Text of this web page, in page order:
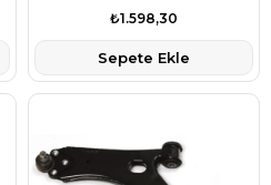
Marka 2S613051DA
₺1.598,30
Sepete Ekle